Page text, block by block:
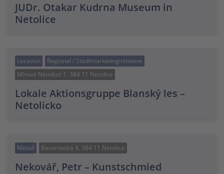
JUDr. Otakar Kudrna Museum in
Netolice
Location
Regional / Stadtmarketinginitiative
Mírové Náměstí 1, 384 11 Netolice
Lokale Aktionsgruppe Blanský les –
Netolicko
Metall Bavorovská 4, 384 11 Netolice
Nekovář, Petr – Kunstschmied